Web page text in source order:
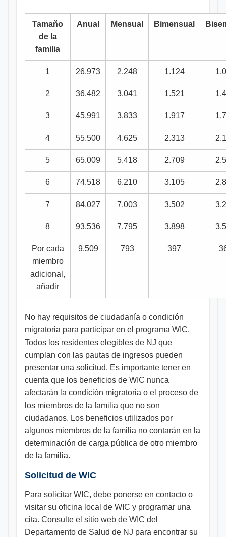
Tamaño
de la
familia
Anual Mensual Bimensual
1 26.973 2.248 1.124
2 36.482 3.041 1.521
3 45.991 3.833 1.917
4 55.500 4.625 2.313
5 65.009 5.418 2.709
6 74.518 6.210 3.105
7 84.027 7.003 3.502
8 93.536 7.795 3.898
Por cada
miembro
adicional,
añadir
9.509 793 397
No hay requisitos de ciudadanía o condición
migratoria para participar en el programa WIC.
Todos los residentes elegibles de NJ que
cumplan con las pautas de ingresos pueden
presentar una solicitud. Es importante tener en
cuenta que los beneficios de WIC nunca
afectarán la condición migratoria o el proceso de
los miembros de la familia que no son
ciudadanos. Los beneficios utilizados por
algunos miembros de la familia no contarán en la
determinación de carga pública de otro miembro
de la familia.
Solicitud de WIC
Para solicitar WIC, debe ponerse en contacto o
visitar su oficina local de WIC y programar una
cita. Consulte el sitio web de WIC del
Departamento de Salud de NJ para encontrar su